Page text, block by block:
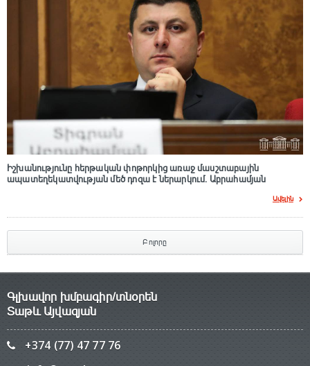
Իշխանությունը հերթական փոթորկից առաջ մասշտաբային
ապատեղեկատվության մեծ դnզա է ներարկում․ Աբրահամյան
Ավելին
Բոլորը
Գլխավոր խմբագիր/տնօրեն
Տաթև Այվազյան
+374 (77) 47 77 76